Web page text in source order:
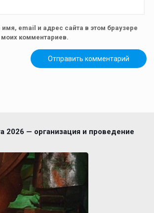
email и адрес сайта в этом браузере
комментариев.
2026 — организация и проведение